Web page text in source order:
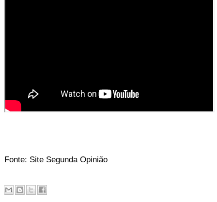
Fonte: Site Segunda Opinião